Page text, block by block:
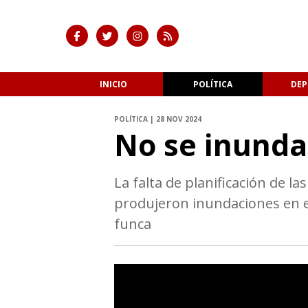
INICIO POLÍTICA
POLÍTICA | 28 NOV 2024
No se
La falta de planificación de
produjeron inundaciones en
funca